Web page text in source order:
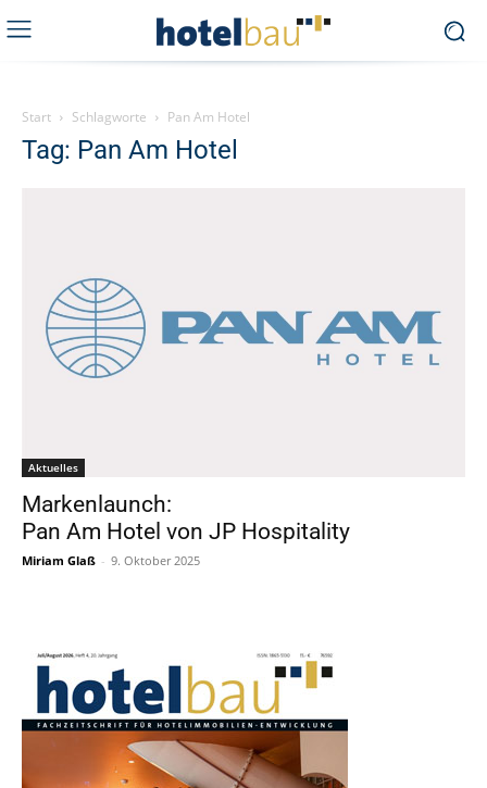
Start Schlagworte Pan Am Hotel
Tag: Pan Am Hotel
Aktuelles
Markenlaunch:
Pan Am Hotel von JP Hospitality
Miriam Glaß - 9. Oktober 2025